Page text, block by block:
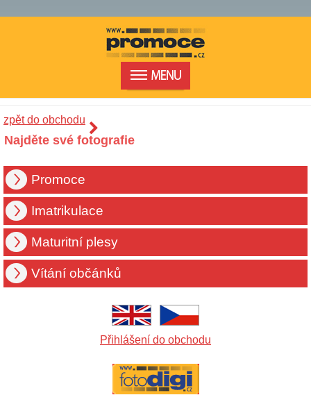
zpět do obchodu
Najděte své fotografie
Promoce
Imatrikulace
Maturitní plesy
Vítání občánků
Přihlášení do obchodu